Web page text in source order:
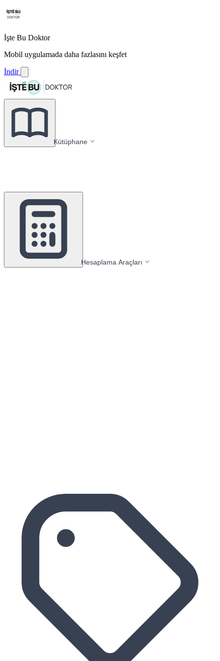
İşte Bu Doktor
Mobil uygulamada daha fazlasını keşfet
İndir
Kütüphane
Hesaplama Araçları